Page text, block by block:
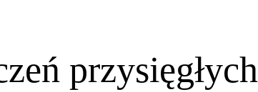
przysięgłych